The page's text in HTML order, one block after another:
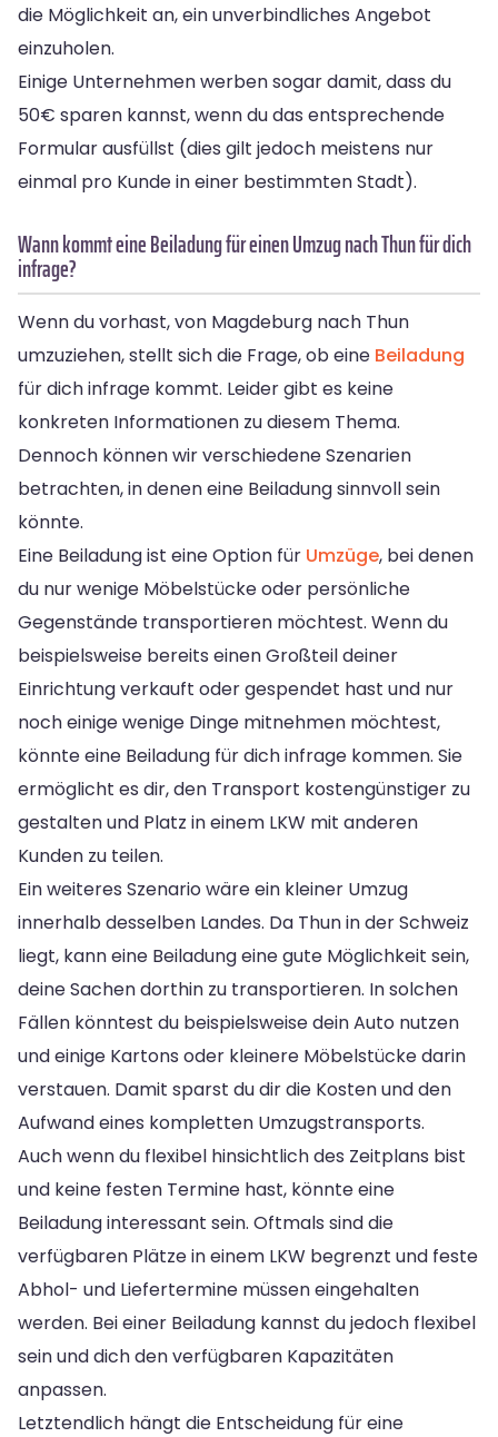
die Möglichkeit an, ein unverbindliches Angebot
einzuholen.
Einige Unternehmen werben sogar damit, dass du
50€ sparen kannst, wenn du das entsprechende
Formular ausfüllst (dies gilt jedoch meistens nur
einmal pro Kunde in einer bestimmten Stadt).
Wann kommt eine Beiladung für einen Umzug nach Thun für dich
infrage?
Wenn du vorhast, von Magdeburg nach Thun
umzuziehen, stellt sich die Frage, ob eine Beiladung
für dich infrage kommt. Leider gibt es keine
konkreten Informationen zu diesem Thema.
Dennoch können wir verschiedene Szenarien
betrachten, in denen eine Beiladung sinnvoll sein
könnte.
Eine Beiladung ist eine Option für Umzüge, bei denen
du nur wenige Möbelstücke oder persönliche
Gegenstände transportieren möchtest. Wenn du
beispielsweise bereits einen Großteil deiner
Einrichtung verkauft oder gespendet hast und nur
noch einige wenige Dinge mitnehmen möchtest,
könnte eine Beiladung für dich infrage kommen. Sie
ermöglicht es dir, den Transport kostengünstiger zu
gestalten und Platz in einem LKW mit anderen
Kunden zu teilen.
Ein weiteres Szenario wäre ein kleiner Umzug
innerhalb desselben Landes. Da Thun in der Schweiz
liegt, kann eine Beiladung eine gute Möglichkeit sein,
deine Sachen dorthin zu transportieren. In solchen
Fällen könntest du beispielsweise dein Auto nutzen
und einige Kartons oder kleinere Möbelstücke darin
verstauen. Damit sparst du dir die Kosten und den
Aufwand eines kompletten Umzugstransports.
Auch wenn du flexibel hinsichtlich des Zeitplans bist
und keine festen Termine hast, könnte eine
Beiladung interessant sein. Oftmals sind die
verfügbaren Plätze in einem LKW begrenzt und feste
Abhol- und Liefertermine müssen eingehalten
werden. Bei einer Beiladung kannst du jedoch flexibel
sein und dich den verfügbaren Kapazitäten
anpassen.
Letztendlich hängt die Entscheidung für eine